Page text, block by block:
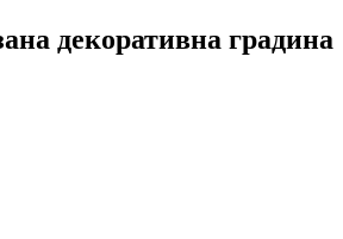
декоративна градина